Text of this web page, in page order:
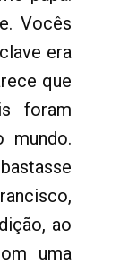
Vocês
era
que
foram
mundo.
ao
uma